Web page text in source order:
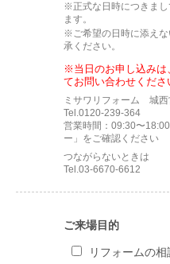
※正式な日時につきまし
ます。
※ご希望の日時に添えな
承ください。
※当日のお申し込みは
てお問い合わせくださ
ミサワリフォーム 城西
Tel.0120-239-364
営業時間：09:30〜
ー」をご確認ください
つながらないときは
Tel.03-6670-6612
ご来場目的
リフォームの相